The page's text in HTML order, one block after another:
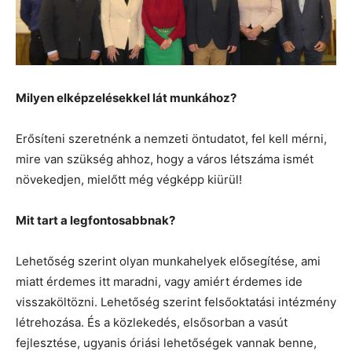
Milyen elképzelésekkel lát munkához?
Erősíteni szeretnénk a nemzeti öntudatot, fel kell mérni,
mire van szükség ahhoz, hogy a város létszáma ismét
növekedjen, mielőtt még végképp kiürül!
Mit tart a legfontosabbnak?
Lehetőség szerint olyan munkahelyek elősegítése, ami
miatt érdemes itt maradni, vagy amiért érdemes ide
visszaköltözni. Lehetőség szerint felsőoktatási intézmény
létrehozása. És a közlekedés, elsősorban a vasút
fejlesztése, ugyanis óriási lehetőségek vannak benne,